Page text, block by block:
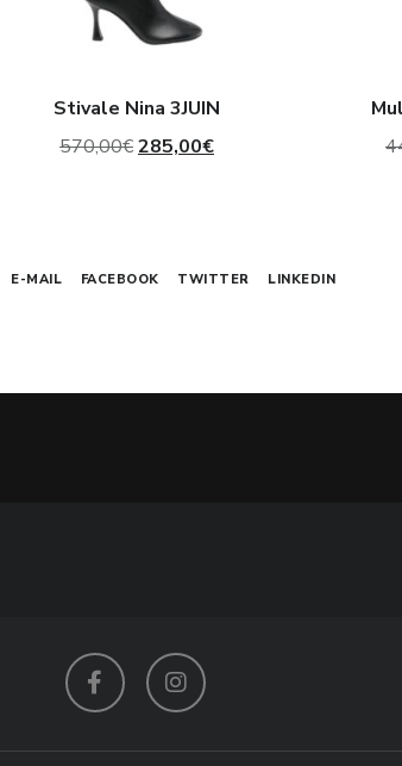
Stivale Nina 3JUIN
570,00€Il
570,00€.
285,00€Il
285,00€.
E-MAIL FACEBOOK TWITTER LINKEDIN